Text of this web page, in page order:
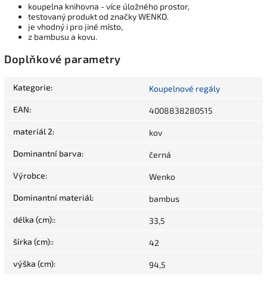
koupelna knihovna - více úložného prostor,
testovaný produkt od značky WENKO.
je vhodný i pro jiné místo,
z bambusu a kovu.
Doplňkové parametry
Kategorie: Koupelnové regály
EAN: 4008838280515
materiál 2: kov
Dominantní barva: černá
Výrobce: Wenko
Dominantní materiál: bambus
délka (cm):: 33,5
šírka (cm):: 42
výška (cm): 94,5